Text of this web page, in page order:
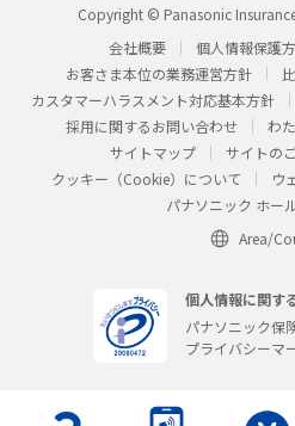
Copyright © Panasonic
会社概要
個人情報保護
お客さま本位の業務運営方針
カスタマーハラスメント対応基本方針
採用に関するお問い合わせ
わ
サイトマップ
サイトの
クッキー（Cookie）について
ウ
パナソニック ホー
Area/
個人情報に関す
パナソニック保
プライバシーマ